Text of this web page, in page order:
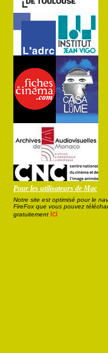
Pour les utilisateurs de Mac
Notre site est optimisé pour le
FireFox que vous pouvez
gratuitement ici